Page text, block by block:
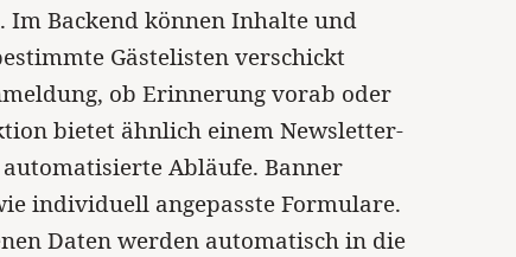
Backend können Inhalte und
Gästelisten verschickt
ob Erinnerung vorab oder
bietet ähnlich einem Newsletter-
Abläufe. Banner
individuell angepasste Formulare.
Daten werden automatisch in die